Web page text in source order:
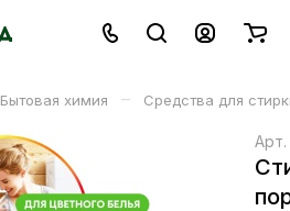
Бытовая химия – Средства для
Арт.